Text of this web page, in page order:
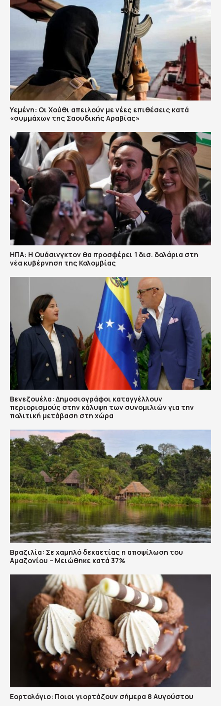
Υεμένη: Οι Χούθι απειλούν με νέες επιθέσεις κατά
«συμμάχων της Σαουδικής Αραβίας»
ΗΠΑ: H Ουάσινγκτον θα προσφέρει 1 δισ. δολάρια στη
νέα κυβέρνηση της Κολομβίας
Βενεζουέλα: Δημοσιογράφοι καταγγέλλουν
περιορισμούς στην κάλυψη των συνομιλιών για την
πολιτική μετάβαση στη χώρα
Βραζιλία: Σε χαμηλό δεκαετίας η αποψίλωση του
Αμαζονίου – Μειώθηκε κατά 37%
Εορτολόγιο: Ποιοι γιορτάζουν σήμερα 8 Αυγούστου